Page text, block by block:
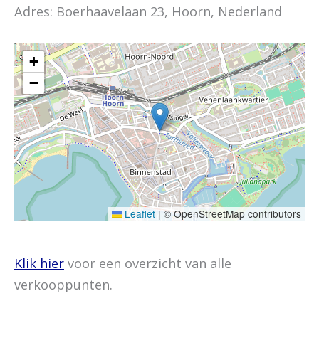
Adres: Boerhaavelaan 23, Hoorn, Nederland
+
−
Leaflet | © OpenStreetMap contributors
Klik hier voor een overzicht van alle
verkooppunten.